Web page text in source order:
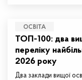
ОСВІТА
ТОП-100: два
переліку
2026 року
Два заклади вищої